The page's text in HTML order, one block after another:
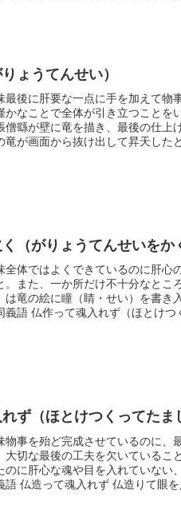
ょうてんせい）
最後に肝要な一点に手を加えて物
かなことで全体が引き立つことを
僧繇が壁に竜を描き、最後の仕上
竜が画面から抜け出して昇天した
（がりょうてんせいをか
全体ではよくできているのに肝心
。また、一か所だけ不十分なとこ
は竜の絵に瞳（睛・せい）を書き
義語 仏作って魂入れず（ほとけつ
ず（ほとけつくってたま
物事を殆ど完成させているのに、
大切な最後の工夫を欠いているこ
のに肝心な魂や目を入れていない
語 仏造って魂入れず 仏造りて眼を